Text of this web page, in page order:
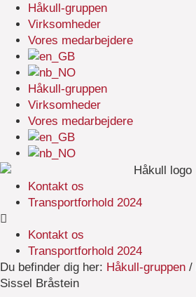
Håkull-gruppen
Virksomheder
Vores medarbejdere
Håkull-gruppen
Virksomheder
Vores medarbejdere
Kontakt os
Transportforhold 2024
Kontakt os
Transportforhold 2024
Du befinder dig her: Håkull-gruppen /
Sissel Bråstein